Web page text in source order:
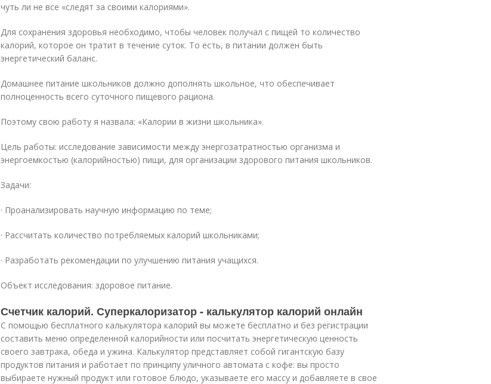
чуть ли не все «следят за своими калориями».
Для сохранения здоровья необходимо, чтобы человек получал с пищей то количество
калорий, которое он тратит в течение суток. То есть, в питании должен быть
энергетический баланс.
Домашнее питание школьников должно дополнять школьное, что обеспечивает
полноценность всего суточного пищевого рациона.
Поэтому свою работу я назвала: «Калории в жизни школьника».
Цель работы: исследование зависимости между энергозатратностью организма и
энергоемкостью (калорийностью) пищи, для организации здорового питания школьников.
Задачи:
· Проанализировать научную информацию по теме;
· Рассчитать количество потребляемых калорий школьниками;
· Разработать рекомендации по улучшению питания учащихся.
Объект исследования: здоровое питание.
Счетчик калорий. Суперкалоризатор - калькулятор калорий онлайн
С помощью бесплатного калькулятора калорий вы можете бесплатно и без регистрации
составить меню определенной калорийности или посчитать энергетическую ценность
своего завтрака, обеда и ужина. Калькулятор представляет собой гигантскую базу
продуктов питания и работает по принципу уличного автомата с кофе: вы просто
выбираете нужный продукт или готовое блюдо, указываете его массу и добавляете в свое